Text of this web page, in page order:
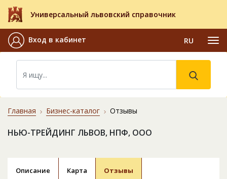
Универсальный львовский справочник
Вход в кабинет RU
Главная Бизнес-каталог Отзывы
НЬЮ-ТРЕЙДИНГ ЛЬВОВ, НПФ, ООО
Описание Карта Отзывы